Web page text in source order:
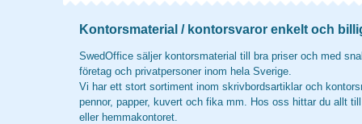
Kontorsmaterial / kontorsvaror enkelt och
SwedOffice säljer kontorsmaterial till bra priser och med
företag och privatpersoner inom hela Sverige.
Vi har ett stort sortiment inom skrivbordsartiklar och
pennor, papper, kuvert och fika mm. Hos oss hittar du allt
eller hemmakontoret.